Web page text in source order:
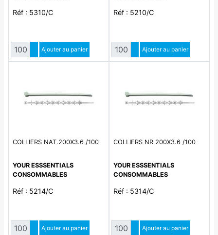
Réf : 5310/C
QuantitéAugmenter quantité
Diminuer quantité
Ajouter au panier
Réf : 5210/C
QuantitéAugmenter quantité
Diminuer quantité
Ajouter au panier
COLLIERS NAT.200X3.6 /100
YOUR ESSSENTIALS
CONSOMMABLES
Réf : 5214/C
QuantitéAugmenter quantité
Diminuer quantité
Ajouter au panier
COLLIERS NR 200X3.6 /100
YOUR ESSSENTIALS
CONSOMMABLES
Réf : 5314/C
QuantitéAugmenter quantité
Diminuer quantité
Ajouter au panier